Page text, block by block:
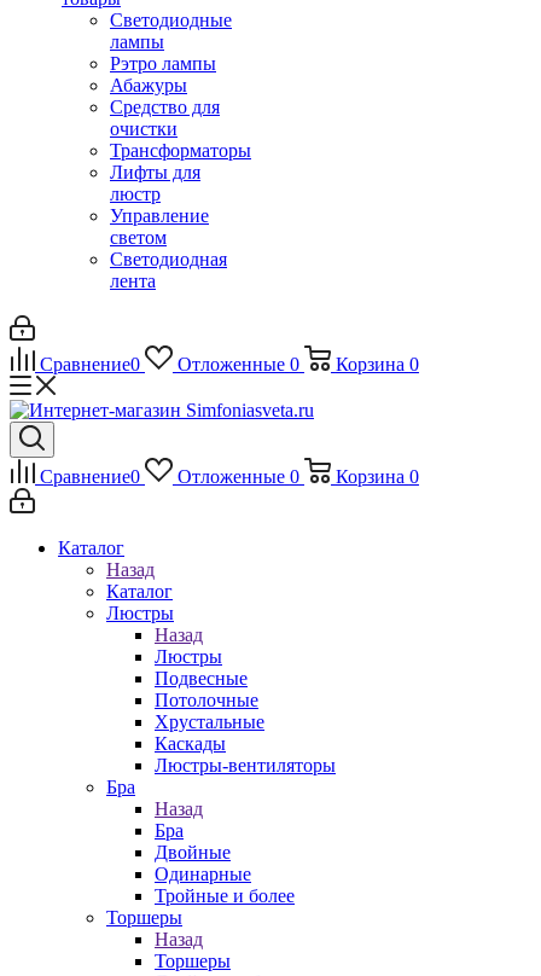
Светодиодные
лампы
Рэтро лампы
Абажуры
Средство для
очистки
Трансформаторы
Лифты для
люстр
Управление
светом
Светодиодная
лента
Сравнение0 Отложенные 0 Корзина 0
Сравнение0 Отложенные 0 Корзина 0
Каталог
Назад
Каталог
Люстры
Назад
Люстры
Подвесные
Потолочные
Хрустальные
Каскады
Люстры-вентиляторы
Бра
Назад
Бра
Двойные
Одинарные
Тройные и более
Торшеры
Назад
Торшеры